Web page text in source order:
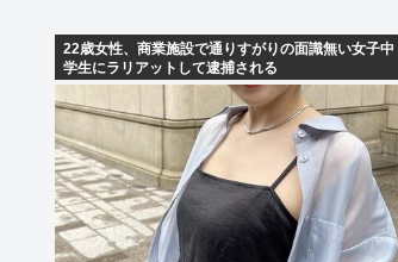
22歳女性、商業施設で通りすがりの面識無い女子中
学生にラリアットして逮捕される